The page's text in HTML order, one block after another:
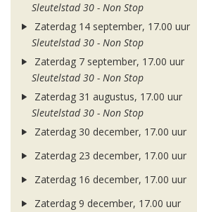
Sleutelstad 30 - Non Stop
Zaterdag 14 september, 17.00 uur
Sleutelstad 30 - Non Stop
Zaterdag 7 september, 17.00 uur
Sleutelstad 30 - Non Stop
Zaterdag 31 augustus, 17.00 uur
Sleutelstad 30 - Non Stop
Zaterdag 30 december, 17.00 uur
Zaterdag 23 december, 17.00 uur
Zaterdag 16 december, 17.00 uur
Zaterdag 9 december, 17.00 uur